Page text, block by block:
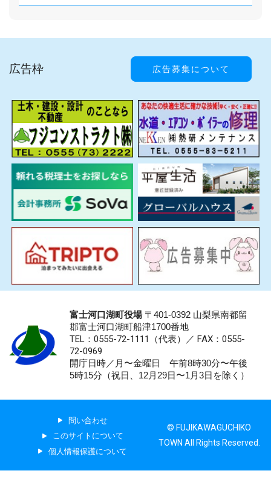
広告枠 広告募集について
富士河口湖町役場〒401-0392 山梨県南都留
郡富士河口湖町船津1700番地
TEL：0555-72-1111 （代表）／ FAX：0555-
72-0969
開庁日時／月〜金曜日 午前8時30分〜午後
5時15分（祝日、12月29日〜1月3日を除く）
問い合わせ
このサイトについて
個人情報保護について
© FUJIKAWAGUCHIKO
TOWN All Rights Reserved.